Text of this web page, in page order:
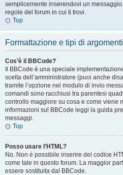
semplicemente inserendovi un
regole del forum in cui ti trovi.
Top
Formattazione e tipi di argomenti
Cos’è il BBCode?
Il BBCode è una speciale
scelta dell’amministratore (puoi anche
tramite l’opzione nel modulo di invio
comandi sono racchiusi tra parentesi
controllo maggiore su cosa e come viene
informazioni sul BBCode leggi la guida
messaggi.
Top
Posso usare l’HTML?
No. Non è possibile inserire del codice
come tale in questo forum. La maggior
essere sostituita dal BBCode.